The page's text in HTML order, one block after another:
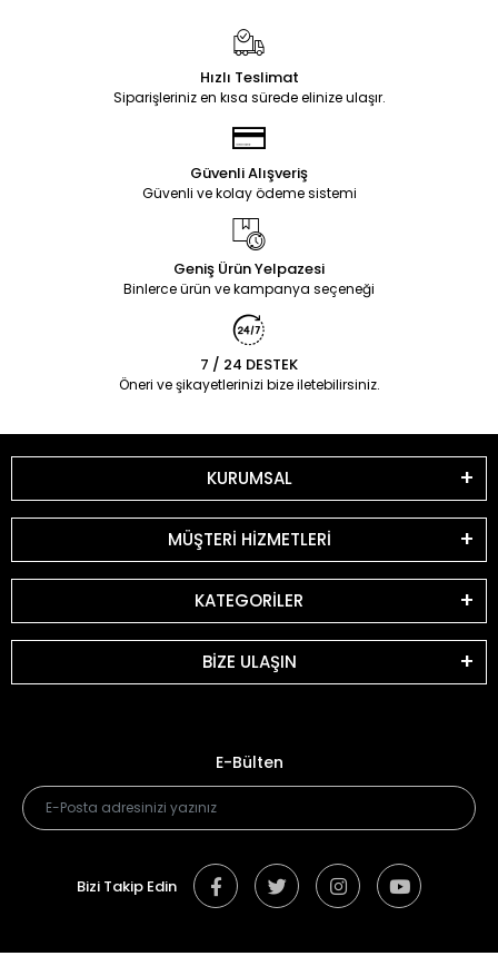
Hızlı Teslimat
Siparişleriniz en kısa sürede elinize ulaşır.
Güvenli Alışveriş
Güvenli ve kolay ödeme sistemi
Geniş Ürün Yelpazesi
Binlerce ürün ve kampanya seçeneği
7 / 24 DESTEK
Öneri ve şikayetlerinizi bize iletebilirsiniz.
KURUMSAL
MÜŞTERİ HİZMETLERİ
KATEGORİLER
BİZE ULAŞIN
E-Bülten
Bizi Takip Edin